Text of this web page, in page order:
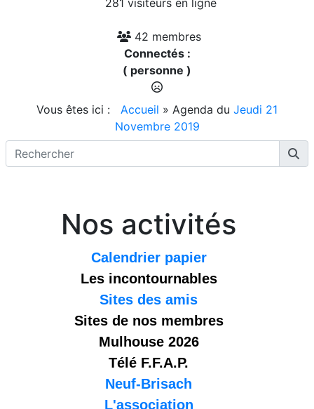
281 visiteurs en ligne
42 membres
Connectés :
( personne )
Vous êtes ici : Accueil » Agenda du Jeudi 21
Novembre 2019
Nos activités
Calendrier papier
Les incontournables
Sites des amis
Sites de nos membres
Mulhouse 2026
Télé F.F.A.P.
Neuf-Brisach
L'association